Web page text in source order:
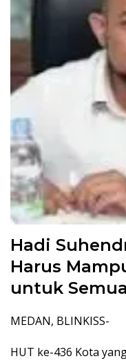
Hadi
Harus
untuk
MEDAN, BLINKISS-
HUT ke-436 Kota